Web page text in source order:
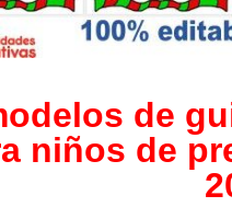
de
niños de